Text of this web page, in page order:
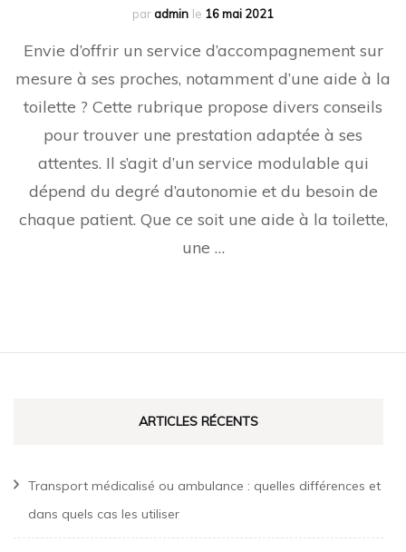
paradmin le 16 mai 2021
Envie d’offrir un service d’accompagnement sur
mesure à ses proches, notamment d’une aide à la
toilette ? Cette rubrique propose divers conseils
pour trouver une prestation adaptée à ses
attentes. Il s’agit d’un service modulable qui
dépend du degré d’autonomie et du besoin de
chaque patient. Que ce soit une aide à la toilette,
une …
ARTICLES RÉCENTS
Transport médicalisé ou ambulance : quelles différences et
dans quels cas les utiliser